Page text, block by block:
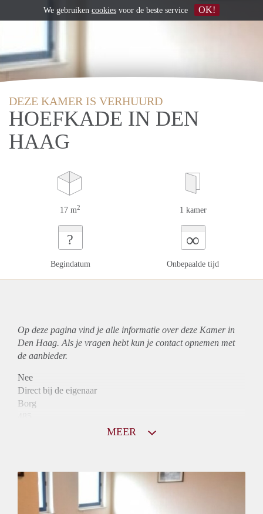
DEZE KAMER IS VERHUURD
HOEFKADE IN DEN
HAAG
17 m2 1 kamer
?
Begindatum
∞
Onbepaalde tijd
Op deze pagina vind je alle informatie over deze Kamer in
Den Haag. Als je vragen hebt kun je contact opnemen met
de aanbieder.
Nee
Direct bij de eigenaar
Borg
Inkomen eis
N.V.T.
Huurtermijn
MEER
We gebruiken cookies voor de beste service OK!